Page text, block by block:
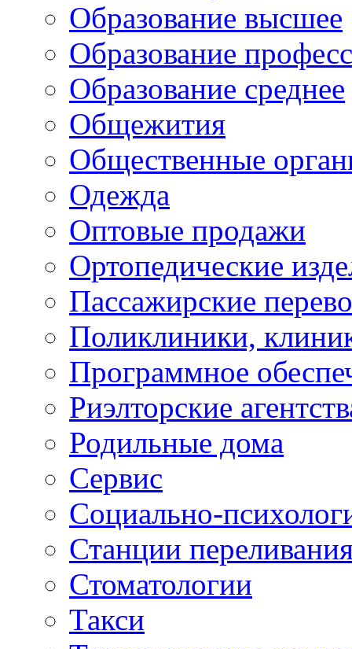
Образование высшее
Образование
Образование среднее
Общежития
Общественные
Одежда
Оптовые продажи
Ортопедические
Пассажирские
Поликлиники,
Программное
Риэлторские
Родильные дома
Сервис
Социально-
Станции
Стоматологии
Такси